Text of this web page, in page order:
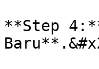
**Step